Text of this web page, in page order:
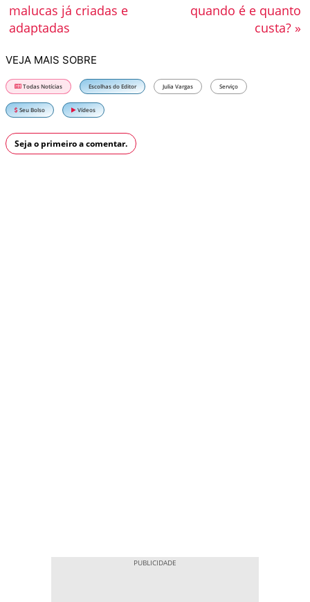
quando é e quanto
custa? »
malucas já criadas e
adaptadas
VEJA MAIS SOBRE
Todas Notícias Escolhas do Editor Julia Vargas Serviço
Seu Bolso Vídeos
Seja o primeiro a comentar.